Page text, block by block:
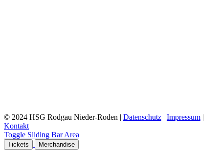
© 2024 HSG Rodgau Nieder-Roden | Datenschutz | Impressum |
Kontakt
Toggle Sliding Bar Area
Tickets Merchandise